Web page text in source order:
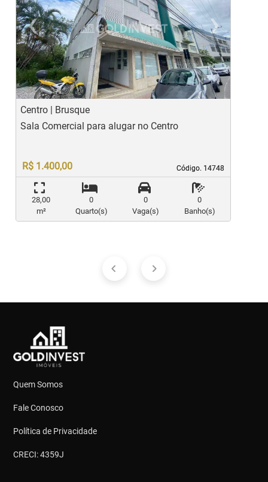
‹
Previous
›
Centro | Brusque
Código. 14748
Código. 14748
Sala Comercial para alugar no Centro
R$ 1.400,00
28,00
m²
0
Quarto(s)
0
Vaga(s)
0
Banho(s)
Quem Somos
Fale Conosco
Política de Privacidade
CRECI: 4359J